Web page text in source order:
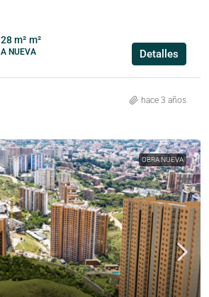
m² m²
NUEVA Detalles
hace 3 años
OBRA NUEVA